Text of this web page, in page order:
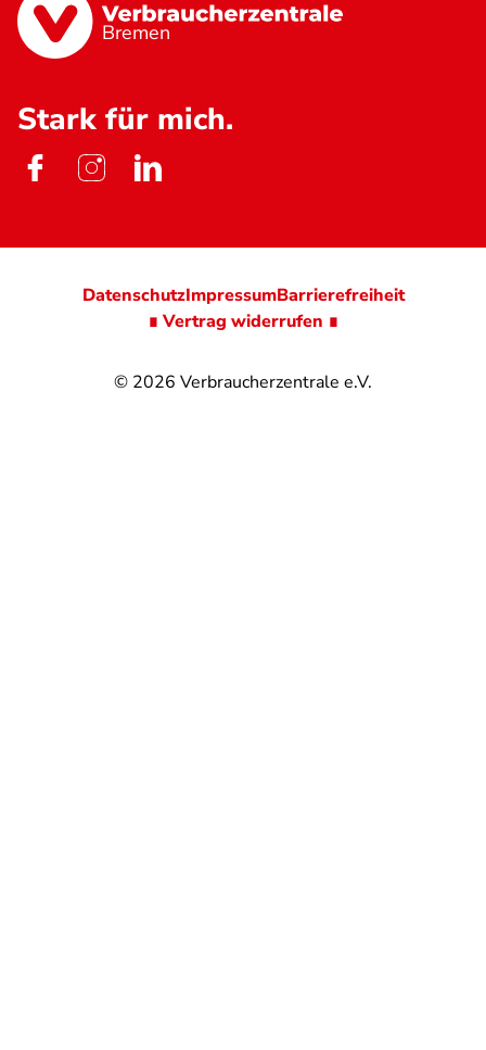
Bremen
Stark für mich.
© 2026 Verbraucherzentrale e.V.
DatenschutzImpressumBarrierefreiheit
∎ Vertrag widerrufen ∎